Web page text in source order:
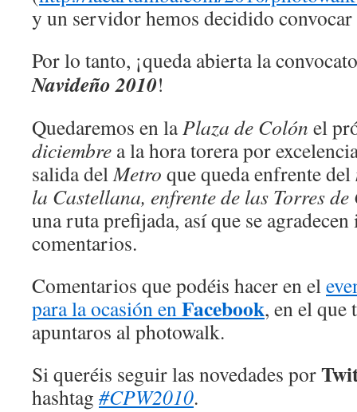
y un servidor hemos decidido
Por lo tanto, ¡queda abierta la
Navideño 2010!
Quedaremos en laPlaza de Colón el
diciembre a la hora torera por
salida delMetro que queda enfrente del
la Castellana, enfrente de las Torres
una ruta prefijada, así que se agradecen
comentarios.
Comentarios que podéis hacer en el
para la ocasión enFacebook, en el que
apuntaros al photowalk.
Si queréis seguir las novedades por
hashtag #CPW2010.